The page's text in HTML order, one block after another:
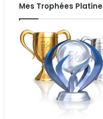
Mes Trophées Platine